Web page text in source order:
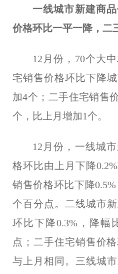
一线城市新建商
价格环比一平一降，二
12月份，70个大
宅销售价格环比下降
加4个；二手住宅销售
个，比上月增加1个。
12月份，一线城
格环比由上月下降
销售价格环比下降
个百分点。二线城市
环比下降0.3%，降幅
点；二手住宅销售价
与上月相同。三线城